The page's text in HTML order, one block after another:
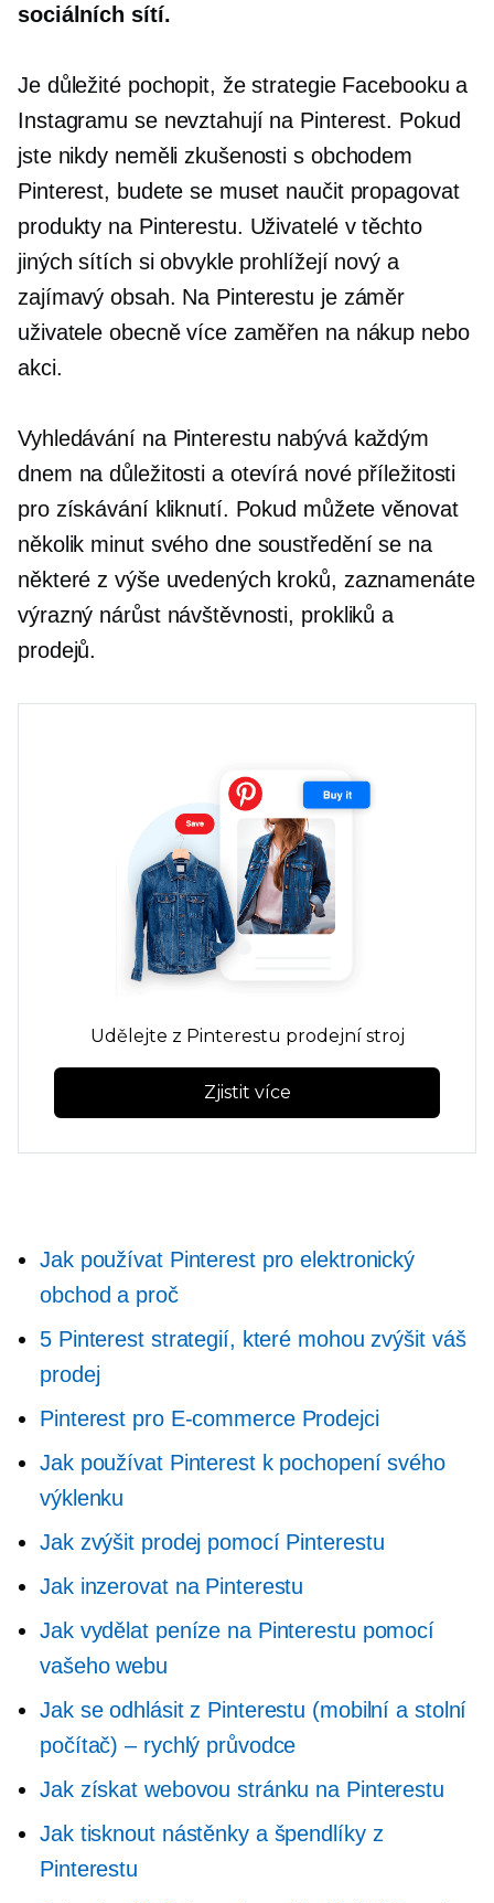
sociálních sítí.
Je důležité pochopit, že strategie Facebooku a
Instagramu se nevztahují na Pinterest. Pokud
jste nikdy neměli zkušenosti s obchodem
Pinterest, budete se muset naučit propagovat
produkty na Pinterestu. Uživatelé v těchto
jiných sítích si obvykle prohlížejí nový a
zajímavý obsah. Na Pinterestu je záměr
uživatele obecně více zaměřen na nákup nebo
akci.
Vyhledávání na Pinterestu nabývá každým
dnem na důležitosti a otevírá nové příležitosti
pro získávání kliknutí. Pokud můžete věnovat
několik minut svého dne soustředění se na
některé z výše uvedených kroků, zaznamenáte
výrazný nárůst návštěvnosti, prokliků a
prodejů.
Udělejte z Pinterestu prodejní stroj
Zjistit více
Jak používat Pinterest pro elektronický
obchod a proč
5 Pinterest strategií, které mohou zvýšit váš
prodej
Pinterest pro E-commerceProdejci
Jak používat Pinterest k pochopení svého
výklenku
Jak zvýšit prodej pomocí Pinterestu
Jak inzerovat na Pinterestu
Jak vydělat peníze na Pinterestu pomocí
vašeho webu
Jak se odhlásit z Pinterestu (mobilní a stolní
počítač) – rychlý průvodce
Jak získat webovou stránku na Pinterestu
Jak tisknout nástěnky a špendlíky z
Pinterestu